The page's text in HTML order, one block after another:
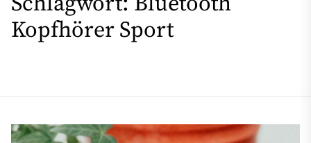
Kopfhörer Sport